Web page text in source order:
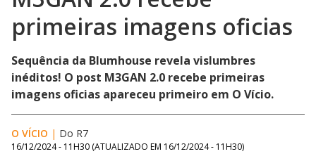
primeiras imagens oficias
Sequência da Blumhouse revela vislumbres
inéditos! O post M3GAN 2.0 recebe primeiras
imagens oficias apareceu primeiro em O Vício.
O VÍCIO | Do R7
16/12/2024 - 11H30 (ATUALIZADO EM 16/12/2024 - 11H30)